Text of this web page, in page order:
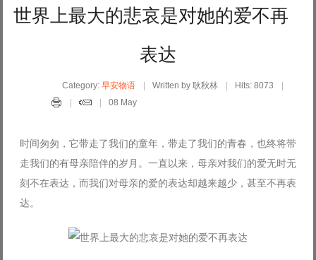
世界上最大的悲哀是对她的爱不再
表达
Category:早安物语 Written by 耿秋林
Hits: 8073
08 May
时间匆匆，它带走了我们的童年，带走了我们的青春，也终将带
走我们的有母亲陪伴的岁月。一直以来，母亲对我们的爱无时无
刻不在表达，而我们对母亲的爱的表达却越来越少，甚至不再表
达。
Remember Me
Log in with Facebook
Forgot your password?
Forgot your username?